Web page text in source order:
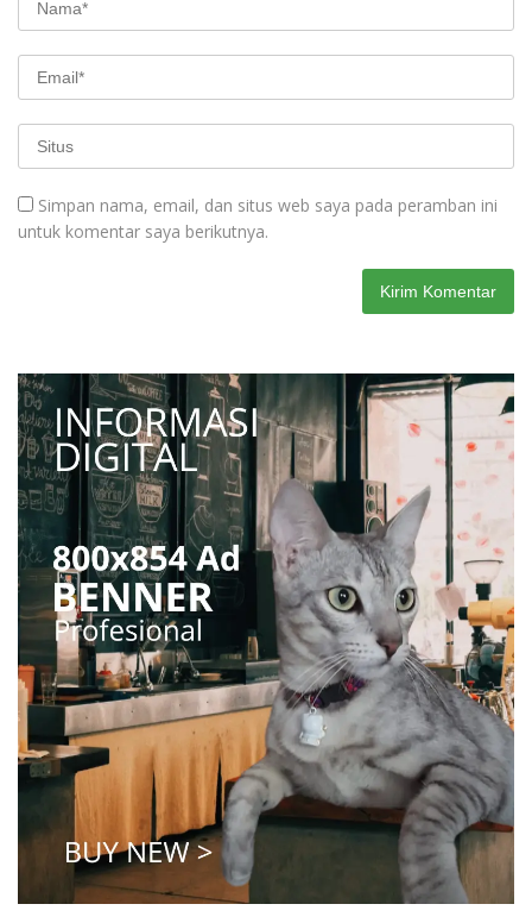
Simpan nama, email, dan situs web saya pada peramban ini
untuk komentar saya berikutnya.